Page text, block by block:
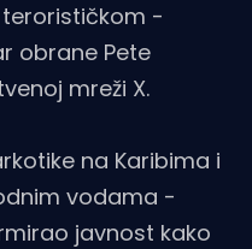
-
obrane Pete
mreži X.
na Karibima i
vodama -
javnost kako